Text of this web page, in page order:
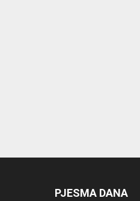
PJESMA DANA